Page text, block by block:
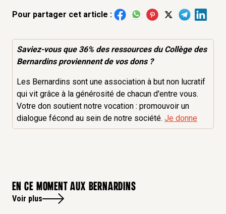
Pour partager cet article :
Saviez-vous que 36% desressourcesdu Collège des
Bernardins proviennent de vos dons ?
Les Bernardins sont une association à but non lucratif
qui vit grâce à la générosité de chacun d'entre vous.
Votre don soutient notre vocation : promouvoir un
dialogue fécond au sein de notre société. Je donne
En ce moment aux bernardins
Voir plus